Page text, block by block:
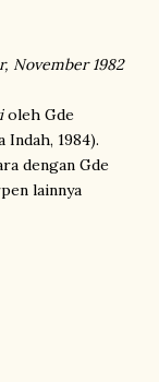
November 1982
oleh Gde
1984).
dengan Gde
lainnya